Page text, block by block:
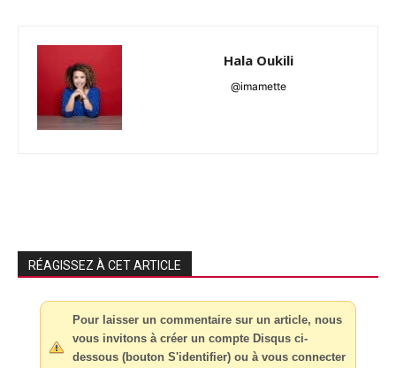
Hala Oukili
@imamette
RÉAGISSEZ À CET ARTICLE
Pour laisser un commentaire sur un article, nous
vous invitons à créer un compte Disqus ci-
dessous (bouton S'identifier) ou à vous connecter